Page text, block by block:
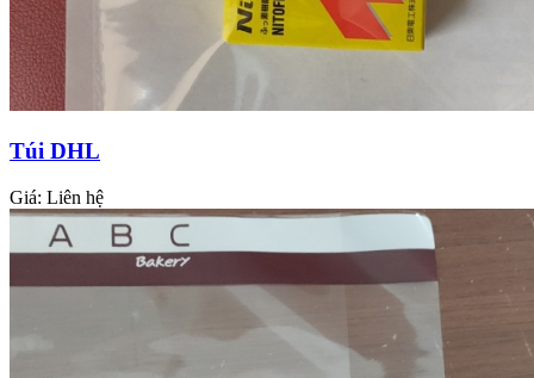
Túi DHL
Giá: Liên hệ